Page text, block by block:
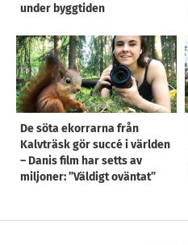
under byggtiden
De söta ekorrarna från
Kalvträsk gör succé i världen
– Danis film har setts av
miljoner: ”Väldigt oväntat”